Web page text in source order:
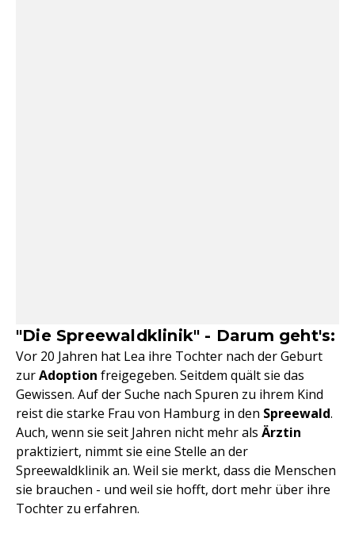
"Die Spreewaldklinik" - Darum geht's:
Vor 20 Jahren hat Lea ihre Tochter nach der Geburt
zurAdoption freigegeben. Seitdem quält sie das
Gewissen. Auf der Suche nach Spuren zu ihrem Kind
reist die starke Frau von Hamburg in den Spreewald.
Auch, wenn sie seit Jahren nicht mehr als Ärztin
praktiziert, nimmt sie eine Stelle an der
Spreewaldklinik an. Weil sie merkt, dass die Menschen
sie brauchen - und weil sie hofft, dort mehr über ihre
Tochter zu erfahren.